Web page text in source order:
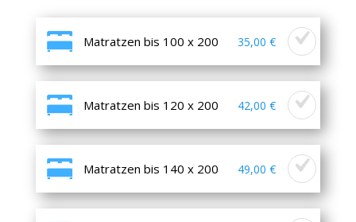
Matratzen bis 100 x 200 35,00 €
Matratzen bis 120 x 200 42,00 €
Matratzen bis 140 x 200 49,00 €